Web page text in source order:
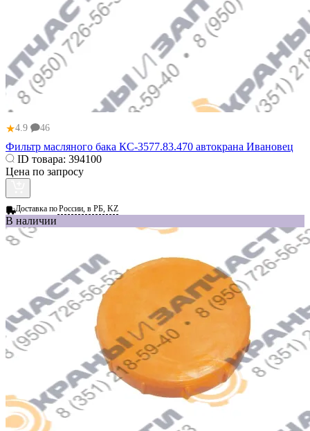
★4.9 46
Фильтр масляного бака КС-3577.83.470 автокрана Ивановец
ID товара: 394100
Цена по запросу
Доставка поРоссии, в РБ, KZ
В наличии